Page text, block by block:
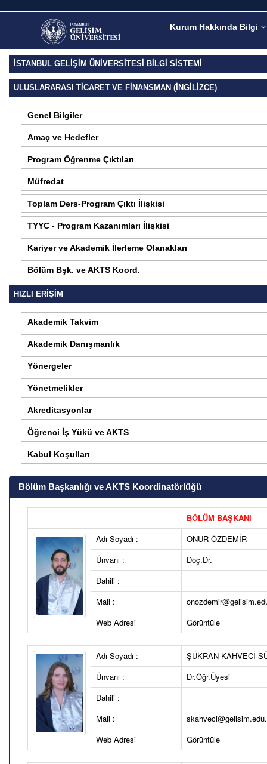
Kurum Hakkında Bilgi
İSTANBUL GELİŞİM ÜNİVERSİTESİ BİLGİ SİSTEMİ
ULUSLARARASI TICARET VE FINANSMAN (İNGILIZCE)
Genel Bilgiler
Amaç ve Hedefler
Program Öğrenme Çıktıları
Müfredat
Toplam Ders-Program Çıktı İlişkisi
TYYC - Program Kazanımları İlişkisi
Kariyer ve Akademik İlerleme Olanakları
Bölüm Bşk. ve AKTS Koord.
HIZLI ERİŞİM
Akademik Takvim
Akademik Danışmanlık
Yönergeler
Yönetmelikler
Akreditasyonlar
Öğrenci İş Yükü ve AKTS
Kabul Koşulları
Bölüm Başkanlığı ve AKTS Koordinatörlüğü
BÖLÜM BAŞKANI
Adı Soyadı :
ONUR ÖZDEMİR
Ünvanı :
Doç.Dr.
Dahili :
Mail :
Web Adresi
Görüntüle
Adı Soyadı :
ŞÜKRAN KAHVECİ
Ünvanı :
Dr.Öğr.Üyesi
Dahili :
Mail :
Web Adresi
Görüntüle